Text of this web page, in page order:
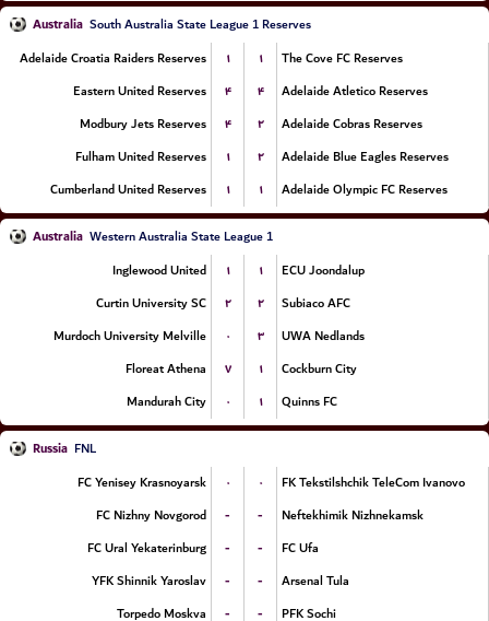
Australia South Australia State League 1 Reserves
Adelaide Croatia Raiders Reserves
۱ ۱
The Cove FC Reserves
Eastern United Reserves
۴ ۴
Adelaide Atletico Reserves
Modbury Jets Reserves
۴ ۲
Adelaide Cobras Reserves
Fulham United Reserves
۱ ۲
Adelaide Blue Eagles Reserves
Cumberland United Reserves
۱ ۱ Adelaide Olympic FC Reserves
Australia Western Australia State League 1
Inglewood United
۱ ۱
ECU Joondalup
Curtin University SC
۲ ۲
Subiaco AFC
Murdoch University Melville
۰ ۳
UWA Nedlands
Floreat Athena
۷ ۱
Cockburn City
Mandurah City
۰ ۱ Quinns FC
Russia FNL
FC Yenisey Krasnoyarsk
۰ ۰
FK Tekstilshchik TeleCom Ivanovo
FC Nizhny Novgorod
- -
Neftekhimik Nizhnekamsk
FC Ural Yekaterinburg
- -
FC Ufa
YFK Shinnik Yaroslav
- -
Arsenal Tula
Torpedo Moskva
- - PFK Sochi